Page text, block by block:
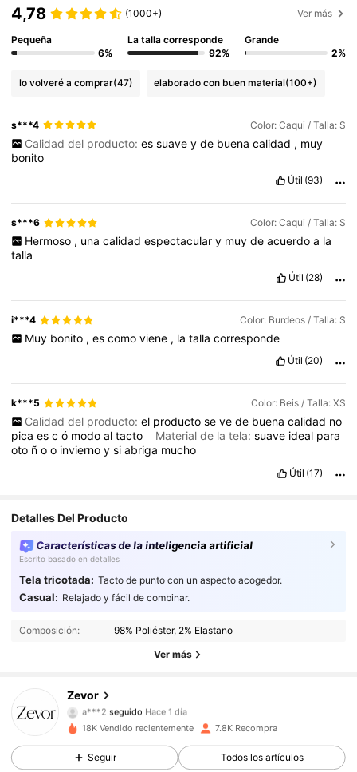
4,78 (1000+) Ver más
Pequeña
6%
La talla corresponde
92%
Grande
2%
lo volveré a comprar(47) elaborado con buen material(100+)
s***4 Color: Caqui / Talla: S
Calidad del producto: es suave y de buena calidad , muy
bonito
Útil (93)
s***6 Color: Caqui / Talla: S
Hermoso , una calidad espectacular y muy de acuerdo a la
talla
Útil (28)
i***4 Color: Burdeos / Talla: S
Muy bonito , es como viene , la talla corresponde
Útil (20)
k***5 Color: Beis / Talla: XS
Calidad del producto: el producto se ve de buena calidad no
picaescó modoaltacto Material de la tela:suave ideal para
oto ñoo inviernoysiabriga mucho
Útil (17)
Detalles Del Producto
Características de la inteligencia artificial
Escrito basado en detalles
Tela tricotada: Tacto de punto con un aspecto acogedor.
Casual: Relajado y fácil de combinar.
Composición: 98% Poliéster, 2% Elastano
Ver más
Zevor
4,79 833 Seguidores
4,79 833 Seguidores
a***2seguido
4,79
833 Seguidores
4,79 833 Seguidores
18K Vendido recientemente 7.8K Recompra
Seguir Todos los artículos